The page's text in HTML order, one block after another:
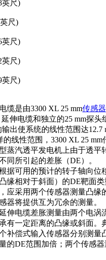
尺)
尺)
尺)
尺)
尺)
缆是由3300 XL 25 mm传感器
伸电缆和独立的25 mm探头
出使系统的线性范围达12.7
线性范围，3300 XL 25 mm
蒸汽透平发电机上由于透平
同所引起的差胀（DE）。
可用的预计的转子轴向位
缘相对于斜面）的DE靶面类
应采用两个传感器测量凸缘
器将提供互为冗余的测量。
电缆差胀测量由两个电涡
有一定距离的凸缘或斜面。
补偿式输入传感器分别测量
的DE范围加倍；两个传感